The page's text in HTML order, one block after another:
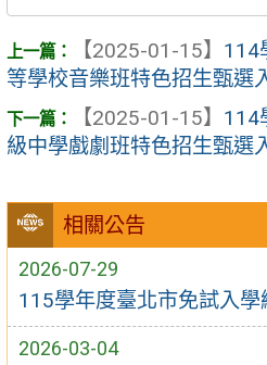
相關公告
2026-07-29
115學年度臺北市免試入
2026-03-04
【2025-01-15】 114
等學校音樂班特色招生甄選
【2025-01-15】 114
級中學戲劇班特色招生甄選